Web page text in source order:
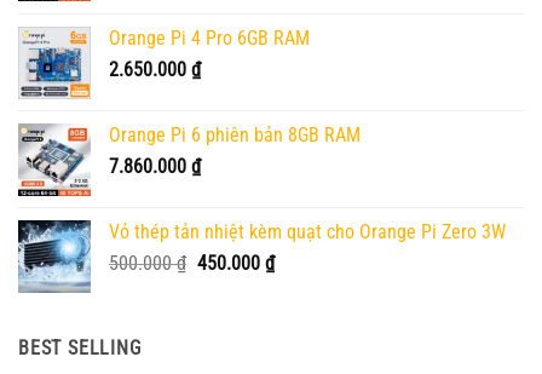
Orange Pi 4 Pro 6GB RAM
2.650.000 ₫
Orange Pi 6 phiên bản 8GB RAM
7.860.000 ₫
Vỏ thép tản nhiệt kèm quạt cho Orange Pi Zero 3W
500.000₫ Giá
450.000 ₫Giá
BEST SELLING